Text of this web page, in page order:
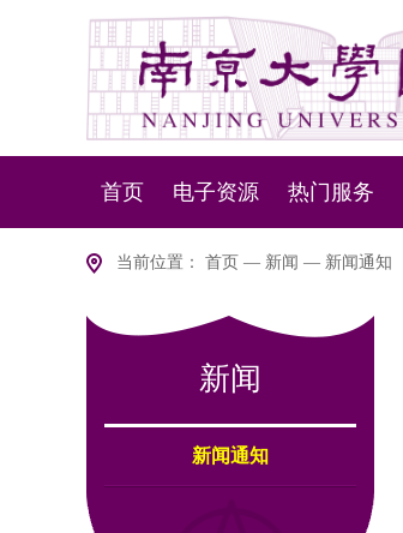
首页 电子资源
资源动态
数据库导航
版权说明
热门服务
资源服务
设备服务
当前位置： 首页 — 新闻 — 新闻通知
新闻
新闻通知